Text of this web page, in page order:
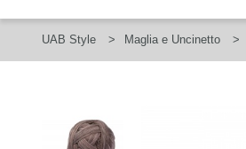
UAB Style Maglia e Uncinetto